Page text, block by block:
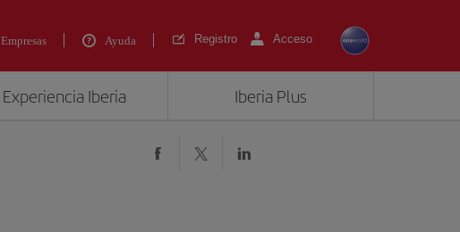
Empresas Ayuda Registro Acceso
Experiencia Iberia Iberia Plus